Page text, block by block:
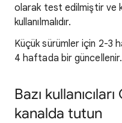
olarak test edilmiştir ve
kullanılmalıdır.
Küçük sürümler için 2-3
4 haftada bir güncellenir.
Bazı
kanalda tutun